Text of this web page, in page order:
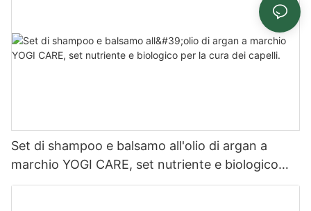
Set di shampoo e balsamo all'olio di argan a
marchio YOGI CARE, set nutriente e biologico
per la cura dei capelli.